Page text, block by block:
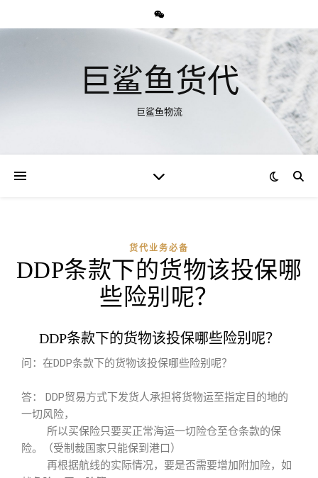
巨鲨鱼货代
巨鲨鱼物流
货代业务必备
DDP条款下的货物该投保哪
些险别呢？
DDP条款下的货物该投保哪些险别呢？
问：在DDP条款下的货物该投保哪些险别呢？
答： DDP贸易方式下发货人承担将货物运至指定目的地的
一切风险，
所以买保险只要买正常海运一切险仓至仓条款的保
险。（受制裁国家只能保到港口）
再根据航线的实际情况，要是否需要增加附加险，如